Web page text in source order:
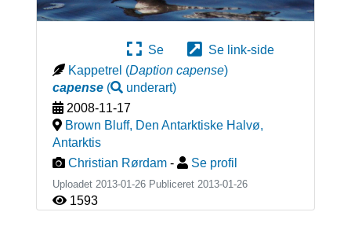
Se
Se link-side
Kappetrel (Daption capense)
capense( underart)
2008-11-17
Brown Bluff, Den Antarktiske Halvø,
Antarktis
Christian Rørdam - Se profil
Uploadet 2013-01-26 Publiceret 2013-01-26
1593